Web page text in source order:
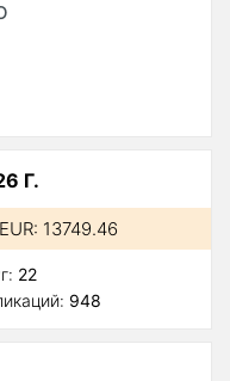
Г.
EUR: 13749.46
22
948